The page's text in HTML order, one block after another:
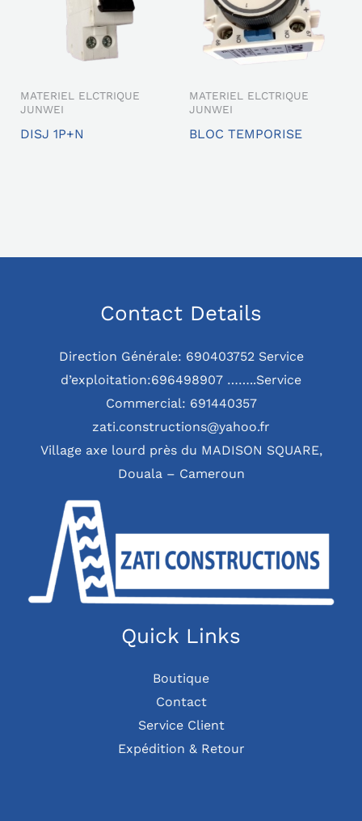
MATERIEL ELCTRIQUE
JUNWEI
DISJ 1P+N
MATERIEL ELCTRIQUE
JUNWEI
BLOC TEMPORISE
Contact Details
Direction Générale: 690403752 Service
d’exploitation:696498907 ……..Service
Commercial: 691440357
zati.constructions@yahoo.fr
Village axe lourd près du MADISON SQUARE,
Douala – Cameroun
Quick Links
Boutique
Contact
Service Client
Expédition & Retour